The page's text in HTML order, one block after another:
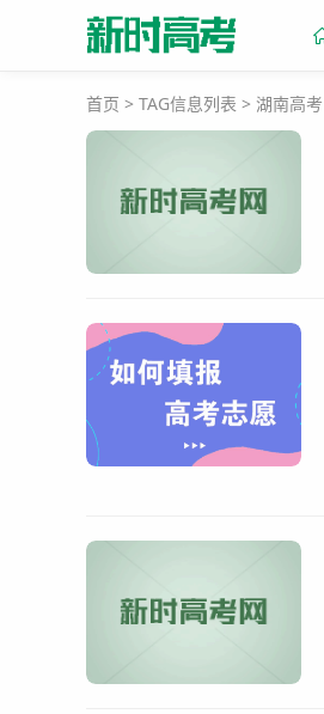
首页 > TAG信息列表 > 湖南高考